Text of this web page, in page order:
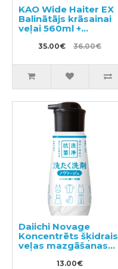
KAO Wide Haiter EX
Balinātājs krāsainai
veļai 560ml +
pildviela 820ml
35.00€ 36.00€
Daiichi Novage
Koncentrēts šķidrais
veļas mazgāšanas
līdzeklis 300ml
13.00€